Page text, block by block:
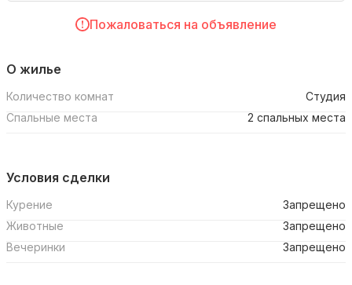
Пожаловаться на объявление
О жилье
Количество комнат
Студия
Спальные места
2 спальных места
Условия сделки
Курение
Запрещено
Животные
Запрещено
Вечеринки
Запрещено